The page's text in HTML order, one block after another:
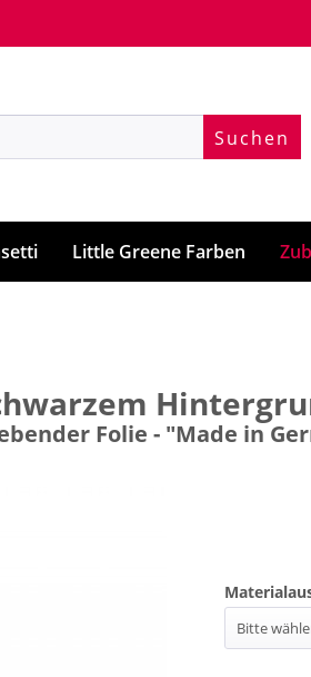
Suchen
Little Greene Farben
Folie - "Made in